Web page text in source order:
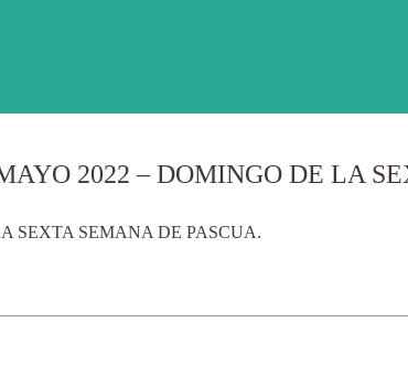
2022 – DOMINGO DE LA
SEXTA SEMANA DE PASCUA.